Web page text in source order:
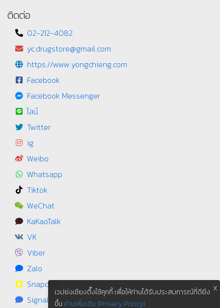
ติดต่อ
02-212-4082
yc.drugstore@gmail.com
https://www.yongchieng.com
Facebook
Facebook Messenger
ไลน์
Twitter
ig
Weibo
Whatsapp
Tiktok
WeChat
KaKaoTalk
VK
Viber
Zalo
Snapchat
Signal
X
เวปย่งเชียงตึ๊งใช้คุกกี้ เพื่อให้ท่านได้รับประสบการณ์ที่ดียิ่ง
ขึ้น อ่านเพิ่มเติม (Privacy Policy)